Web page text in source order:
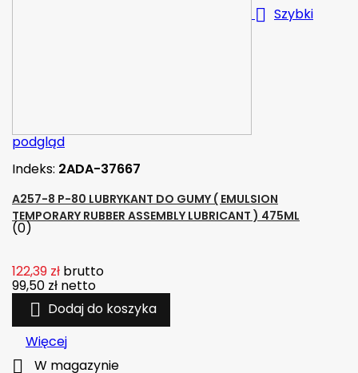
 Szybki
podgląd
Indeks: 2ADA-37667
A257-8 P-80 LUBRYKANT DO GUMY ( EMULSION
TEMPORARY RUBBER ASSEMBLY LUBRICANT ) 475ML
(0)
122,39 zł brutto
99,50 zł netto
 Dodaj do koszyka
Więcej
 W magazynie